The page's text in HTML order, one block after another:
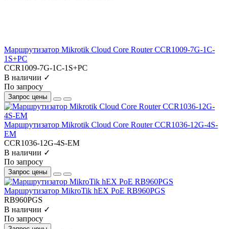
Маршрутизатор Mikrotik Cloud Core Router CCR1009-7G-1C-
1S+PC
CCR1009-7G-1C-1S+PC
В наличии ✓
По запросу
Запрос цены
Маршрутизатор Mikrotik Cloud Core Router CCR1036-12G-4S-
EM
CCR1036-12G-4S-EM
В наличии ✓
По запросу
Запрос цены
Маршрутизатор MikroTik hEX PoE RB960PGS
RB960PGS
В наличии ✓
По запросу